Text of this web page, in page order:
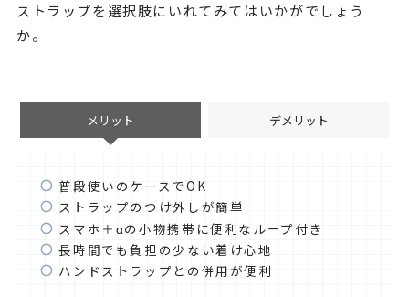
ストラップを選択肢にいれてみてはいかがでしょう
か。
メリット デメリット
普段使いのケースでOK
ストラップのつけ外しが簡単
スマホ＋αの小物携帯に便利なループ付き
長時間でも負担の少ない着け心地
ハンドストラップとの併用が便利